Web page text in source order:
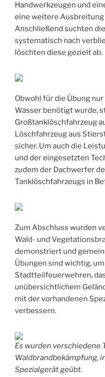
Handwerkzeugen und
eine weitere
Anschließend suchten
systematisch nach
löschten diese gezielt ab.
Obwohl für die Übung
Wasser benötigt wurde,
Großtanklöschfahrzeug
Löschfahrzeug aus
sicher. Um auch die
und der eingesetzten
zudem der Dachwerfer
Tanklöschfahrzeugs in
Zum Abschluss wurden
Wald- und
demonstriert und
Übungen sind wichtig,
Stadtteilfeuerwehren,
unübersichtlichem
mit der vorhandenen
verbessern.
Es wurden verschiedene
Waldbrandbekämpfung,
Spezialgerät geübt.